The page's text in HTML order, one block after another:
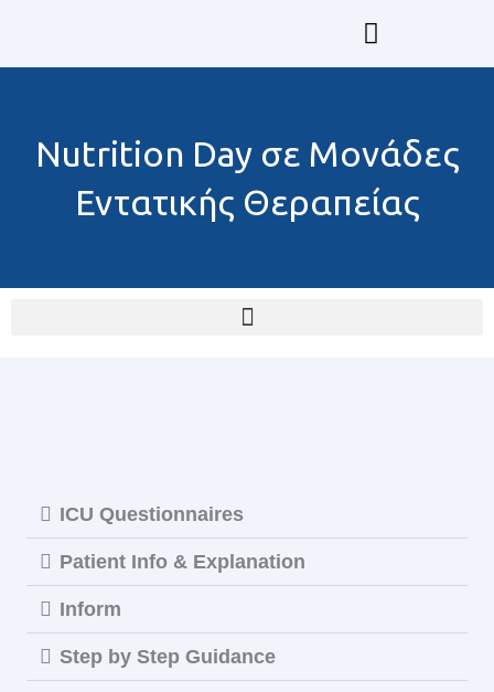
Nutrition Day σε Μονάδες
Εντατικής Θεραπείας
ICU Questionnaires
Patient Info & Explanation
Inform
Step by Step Guidance